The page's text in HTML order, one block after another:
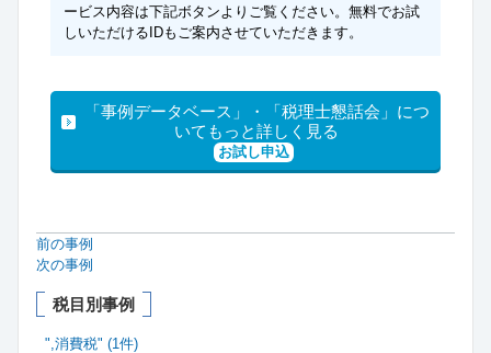
ービス内容は下記ボタンよりご覧ください。無料でお試
しいただけるIDもご案内させていただきます。
「事例データベース」・「税理士懇話会」につ
いてもっと詳しく見る
お試し申込
前の事例
次の事例
税目別事例
",消費税" (1件)